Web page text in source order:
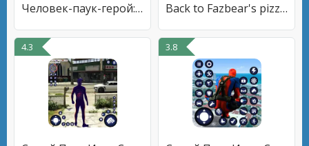
Человек-паук-герой: игры-пауки Back to Fazbear's pizzeria
4.3 3.8